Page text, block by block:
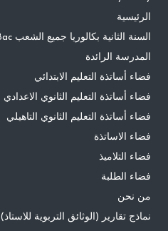
الرئيسية
السنة الثانية بكالوريا جميع الشعب 2Bac
المدرسة الرائدة
فضاء أساتذة التعليم الابتدائي
فضاء أساتذة التعليم الثانوي الاعدادي
فضاء أساتذة التعليم الثانوي التاهيلي
فضاء الاساتذة
فضاء التلاميذ
فضاء الطلبة
من نحن
نماذج تقارير (الوثائق التربوية للاستاذ)